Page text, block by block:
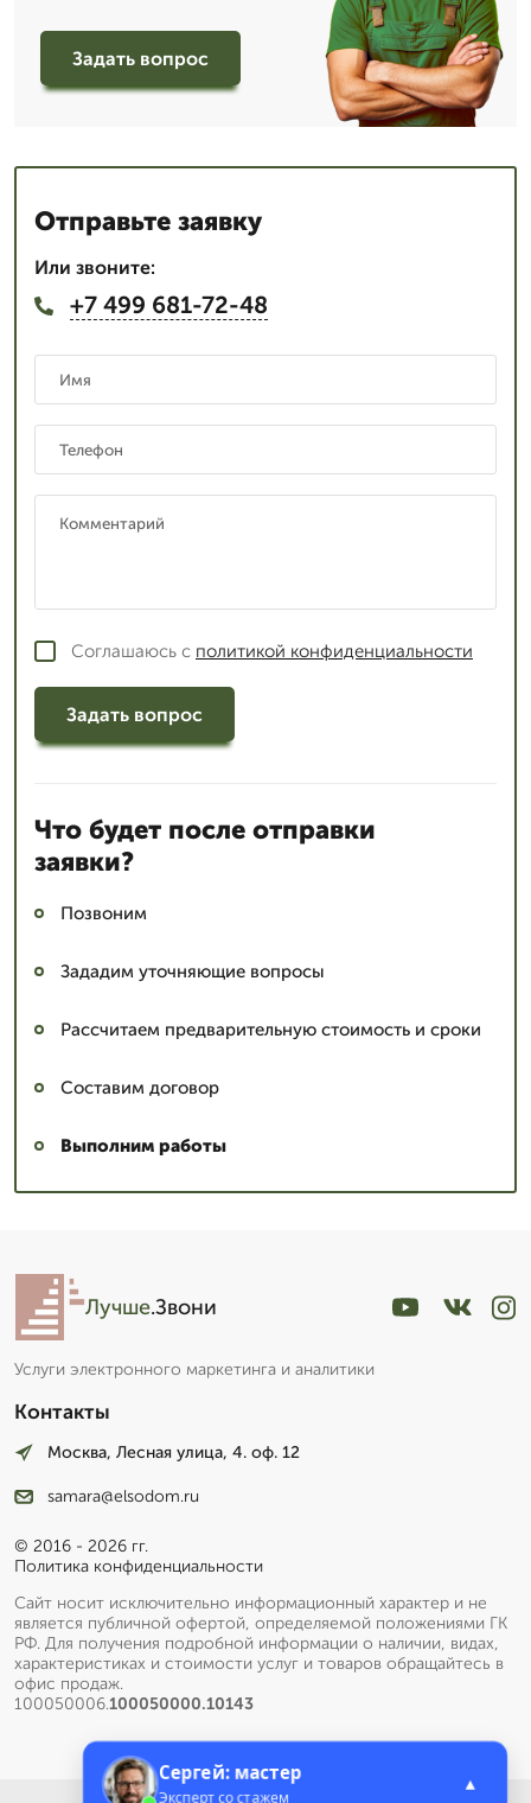
Задать вопрос
Отправьте заявку
Или звоните:
+7 499 681-72-48
Соглашаюсь с политикой конфиденциальности
Задать вопрос
Что будет после отправки
заявки?
Позвоним
Зададим уточняющие вопросы
Рассчитаем предварительную стоимость и сроки
Составим договор
Выполним работы
Лучше.Звони
Услуги электронного маркетинга и аналитики
Контакты
Москва, Лесная улица, 4. оф. 12
samara@elsodom.ru
© 2016 - 2026 гг.
Политика конфиденциальности
Сайт носит исключительно информационный характер и не
является публичной офертой, определяемой положениями ГК
РФ. Для получения подробной информации о наличии, видах,
характеристиках и стоимости услуг и товаров обращайтесь в
офис продаж.
100050006.100050000.10143
Сергей: мастер
Эксперт со стажем
▲